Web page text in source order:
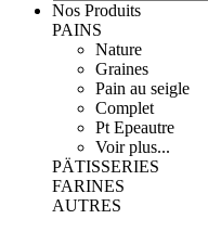
Nos Produits
PAINS
Nature
Graines
Pain au seigle
Complet
Pt Epeautre
Voir plus...
PÄTISSERIES
FARINES
AUTRES